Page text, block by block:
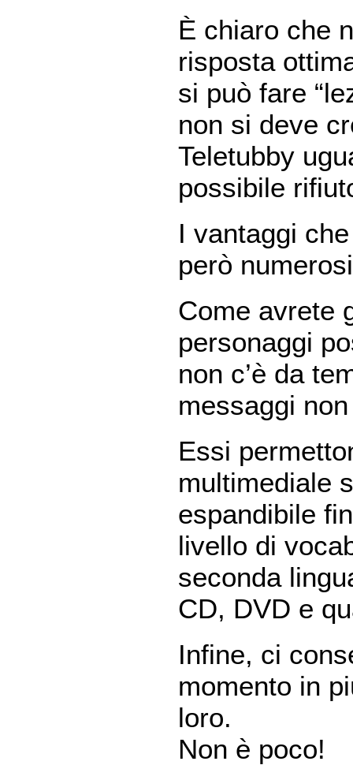
È chiaro che
risposta
si può fare
non si deve
Teletubby
possibile
I vantaggi
però
Come avrete
personaggi
non c’è da
messaggi
Essi
multimediale
espandibile
livello di
seconda
CD, DVD e
Infine, ci
momento in
loro.
Non è poco!